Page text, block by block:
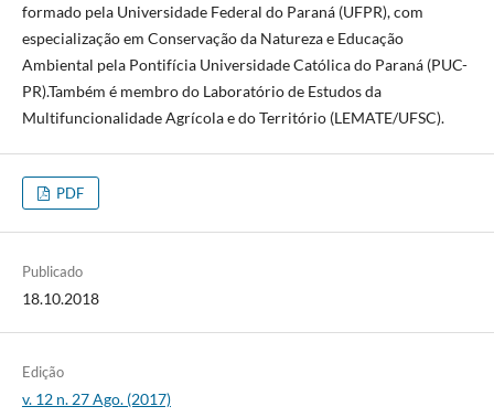
formado pela Universidade Federal do Paraná (UFPR), com
especialização em Conservação da Natureza e Educação
Ambiental pela Pontifícia Universidade Católica do Paraná (PUC-
PR).Também é membro do Laboratório de Estudos da
Multifuncionalidade Agrícola e do Território (LEMATE/UFSC).
PDF
Publicado
18.10.2018
Edição
v. 12 n. 27 Ago. (2017)